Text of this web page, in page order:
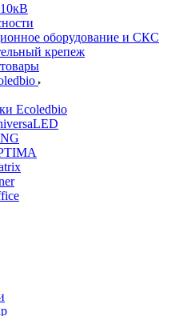
оборудование и СКС
крепеж
Ecoledbio